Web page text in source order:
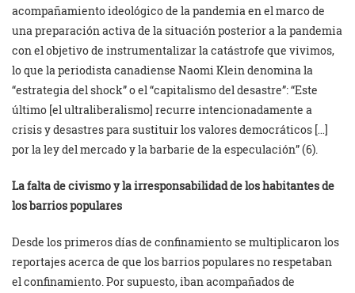
acompañamiento ideológico de la pandemia en el marco de
una preparación activa de la situación posterior a la pandemia
con el objetivo de instrumentalizar la catástrofe que vivimos,
lo que la periodista canadiense Naomi Klein denomina la
“estrategia del shock” o el “capitalismo del desastre”: “Este
último [el ultraliberalismo] recurre intencionadamente a
crisis y desastres para sustituir los valores democráticos […]
por la ley del mercado y la barbarie de la especulación” (6).
La falta de civismo y la irresponsabilidad de los habitantes de
los barrios populares
Desde los primeros días de confinamiento se multiplicaron los
reportajes acerca de que los barrios populares no respetaban
el confinamiento. Por supuesto, iban acompañados de